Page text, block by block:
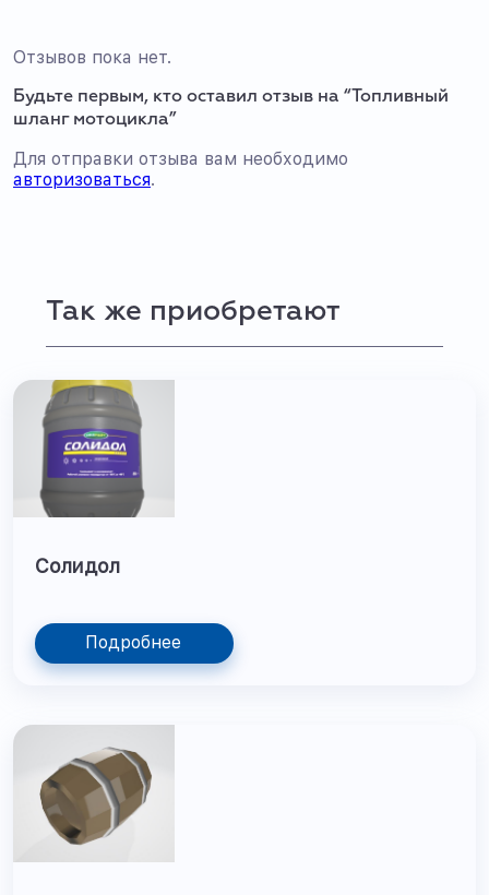
Отзывов пока нет.
Будьте первым, кто оставил отзыв на “Топливный
шланг мотоцикла”
Для отправки отзыва вам необходимо
авторизоваться.
Так же приобретают
Солидол
Подробнее